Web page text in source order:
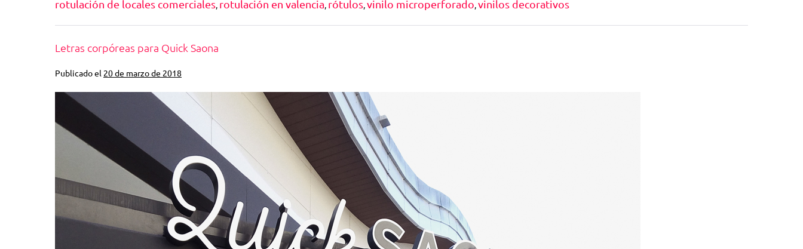
rotulación de locales comerciales, rotulación en valencia, rótulos,vinilo microperforado,vinilos decorativos
Letras corpóreas para Quick Saona
Publicado el 20 de marzo de 2018